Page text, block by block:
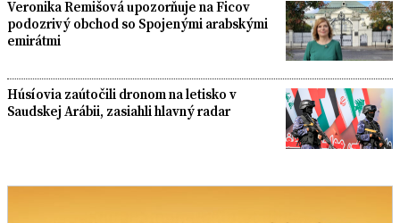
Veronika Remišová upozorňuje na Ficov
podozrivý obchod so Spojenými arabskými
emirátmi
Húsíovia zaútočili dronom na letisko v
Saudskej Arábii, zasiahli hlavný radar